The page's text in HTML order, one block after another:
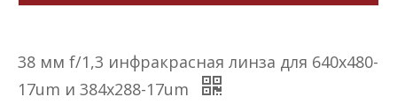
38 мм f/1,3 инфракрасная линза для 640x480-
17um и 384x288-17um